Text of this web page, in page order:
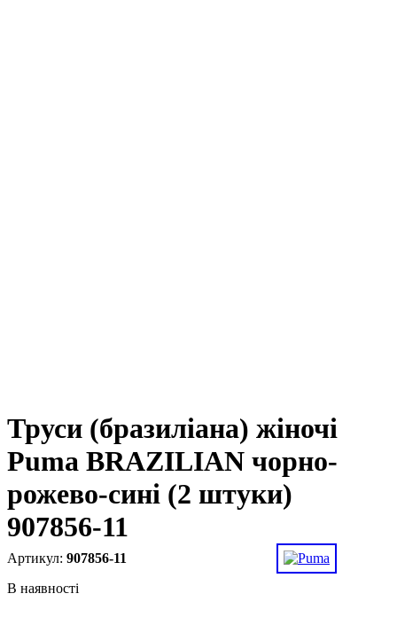
Труси (бразиліана) жіночі
Puma BRAZILIAN чорно-
рожево-сині (2 штуки)
907856-11
907856-11
В наявності